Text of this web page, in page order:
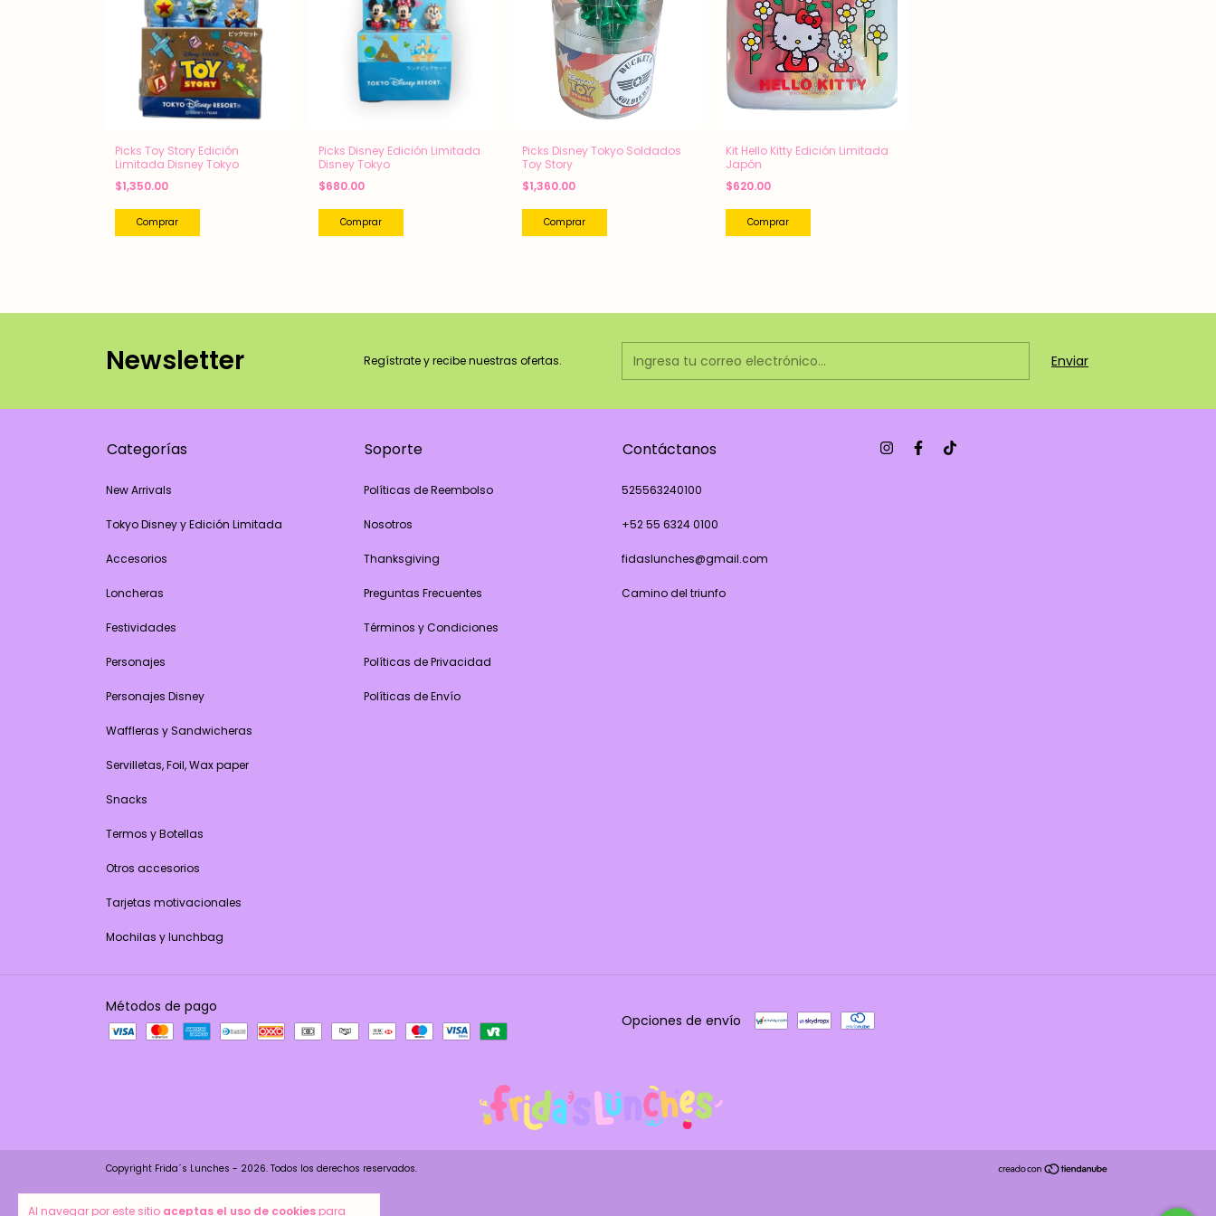
Al navegar por este sitio aceptas el uso de cookies para
Picks Toy Story Edición
Limitada Disney Tokyo
$1,350.00
Picks Disney Edición Limitada
Disney Tokyo
$680.00
Picks Disney Tokyo Soldados
Toy Story
$1,360.00
Comprar
Kit Hello Kitty Edición Limitada
Japón
$620.00
Newsletter Regístrate y recibe nuestras ofertas.
Categorías
New Arrivals
Tokyo Disney y Edición Limitada
Accesorios
Loncheras
Festividades
Personajes
Personajes Disney
Waffleras y Sandwicheras
Servilletas, Foil, Wax paper
Snacks
Termos y Botellas
Otros accesorios
Tarjetas motivacionales
Mochilas y lunchbag
Soporte
Políticas de Reembolso
Nosotros
Thanksgiving
Preguntas Frecuentes
Términos y Condiciones
Políticas de Privacidad
Políticas de Envío
Contáctanos
525563240100
+52 55 6324 0100
fidaslunches@gmail.com
Camino del triunfo
Métodos de pago
Opciones de envío
Copyright Frida´s Lunches - 2026. Todos los derechos reservados.